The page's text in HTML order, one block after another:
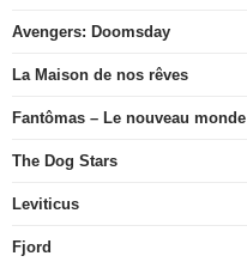
Avengers: Doomsday
La Maison de nos rêves
Fantômas – Le nouveau monde
The Dog Stars
Leviticus
Fjord